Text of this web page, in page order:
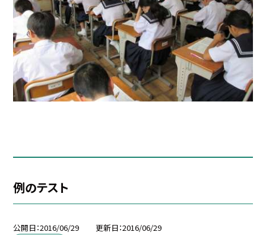
例のテスト
公開日 2016/06/29 更新日 2016/06/29